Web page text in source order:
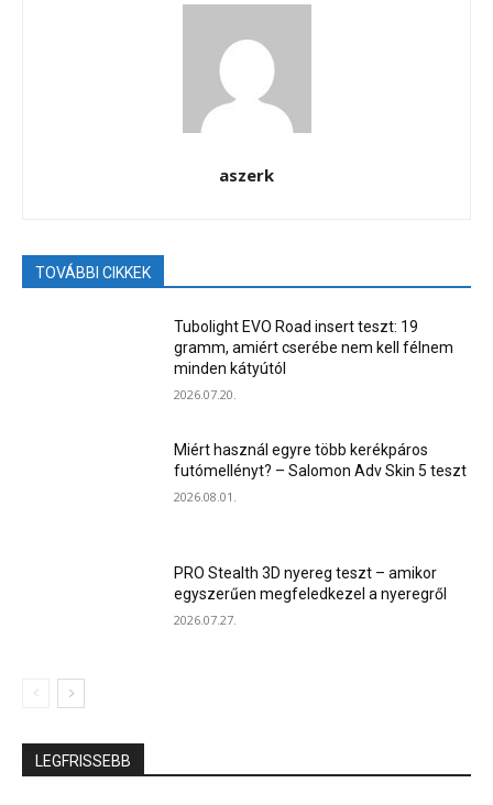
aszerk
TOVÁBBI CIKKEK
Tubolight EVO Road insert teszt: 19
gramm, amiért cserébe nem kell félnem
minden kátyútól
2026.07.20.
Miért használ egyre több kerékpáros
futómellényt? – Salomon Adv Skin 5 teszt
2026.08.01.
PRO Stealth 3D nyereg teszt – amikor
egyszerűen megfeledkezel a nyeregről
2026.07.27.
LEGFRISSEBB